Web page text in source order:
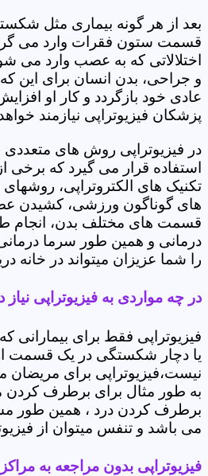
بعد از هر گونه بیماری مثل
قسمت ستون فقرات وارد می
اختلالاتی که به عصب وارد
و جراحی، بدن انسان برای این
عادی خود بازگردد و کار او
پزشکان فیزیوتراپی نیازمند
در فیزیوتراپی روش های متعددی
استفاده قرار می گیرد که برخی
تکنیک های الکتروتراپی، روشهای
های گوناگون ورزشی، کشیدن
قسمت های مختلف بدن، انجام
درمانی و همین طور سرما
را شما عزیزان میتواند در خانه
در چه مواردی به فیزیوتراپی نیاز
فیزیوتراپی فقط برای بیمارانی
یا دچار شکستگی در یک قسمت
نیست،فیزیوتراپی برای مریضان
به طور مثال برای برطرف
برطرف کردن درد ، همین طور
می باشد و تنفس میتوان از
فیزیوتراپی بدون مراجعه به